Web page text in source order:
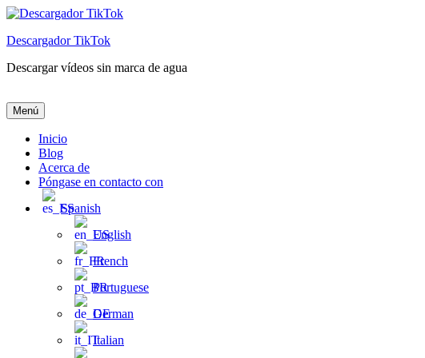
Ir
contenido
Descargador TikTok
Descargar vídeos sin marca de agua
Descargador TikTok
Descargar vídeos sin marca de agua
Menú
Inicio
Blog
Acerca de
Póngase en contacto con
Spanish
English
French
Portuguese
German
Italian